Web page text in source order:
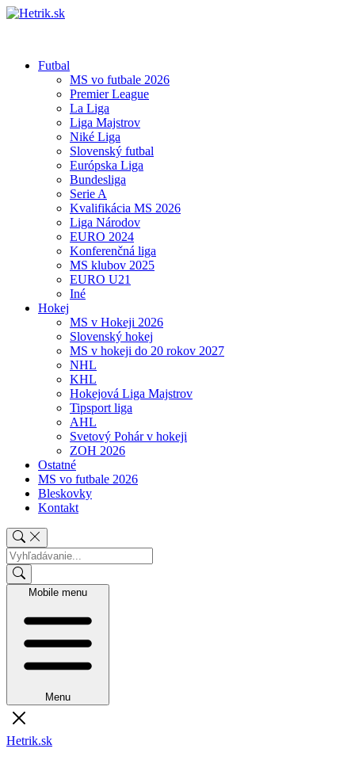
Futbal
MS vo futbale 2026
Premier League
La Liga
Liga Majstrov
Niké Liga
Slovenský futbal
Európska Liga
Bundesliga
Serie A
Kvalifikácia MS 2026
Liga Národov
EURO 2024
Konferenčná liga
MS klubov 2025
EURO U21
Iné
Hokej
MS v Hokeji 2026
Slovenský hokej
MS v hokeji do 20 rokov 2027
NHL
KHL
Hokejová Liga Majstrov
Tipsport liga
AHL
Svetový Pohár v hokeji
ZOH 2026
Ostatné
MS vo futbale 2026
Bleskovky
Kontakt
Mobile menu
Menu
Hetrik.sk